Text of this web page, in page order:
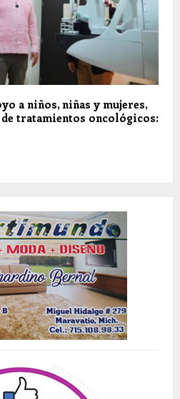
a niños, niñas y mujeres,
de tratamientos oncológicos: